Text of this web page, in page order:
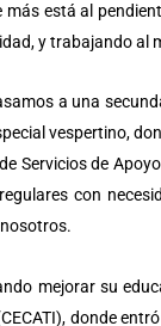
más está al
y trabajando al
a una
vespertino,
Servicios de
con
mejorar su
donde